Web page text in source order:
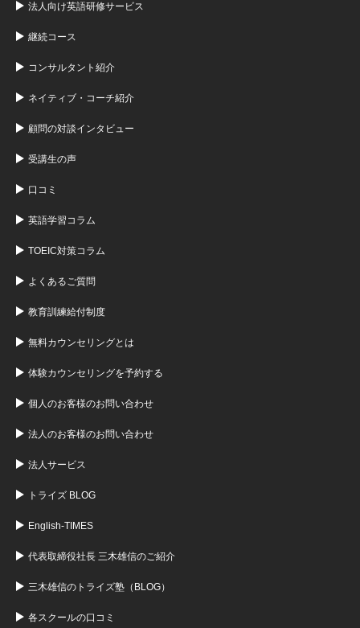
法人向け英語研修サービス
継続コース
コンサルタント紹介
ネイティブ・コーチ紹介
顧問の対談インタビュー
受講生の声
口コミ
英語学習コラム
TOEIC対策コラム
よくあるご質問
教育訓練給付制度
無料カウンセリングとは
体験カウンセリングを予約する
個人のお客様のお問い合わせ
法人のお客様のお問い合わせ
法人サービス
トライズ BLOG
English-TIMES
代表取締役社長 三木雄信のご紹介
三木雄信のトライズ塾（BLOG）
各スクールの口コミ